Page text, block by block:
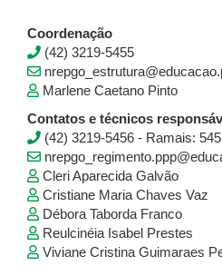
Coordenação
(42) 3219-5455
Marlene Caetano Pinto
Contatos e técnicos
(42) 3219-5456 - Ramais:
Cleri Aparecida Galvão
Cristiane Maria Chaves Vaz
Débora Taborda Franco
Reulcinéia Isabel Prestes
Viviane Cristina Guimaraes